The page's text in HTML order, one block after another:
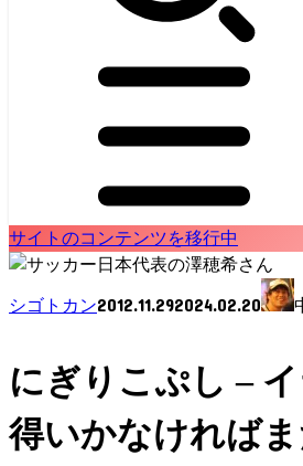
サイトのコンテンツを移行中
シゴトカン2012.11.292024.02.20
にぎりこぷし –
得いかなければ